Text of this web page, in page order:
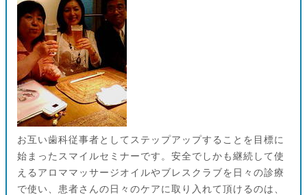
お互い歯科従事者としてステップアップすることを目標に
始まったスマイルセミナーです。安全でしかも継続して使
えるアロママッサージオイルやブレスクラブを日々の診療
で使い、患者さんの日々のケアに取り入れて頂けるのは、